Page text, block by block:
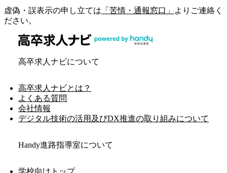
虚偽・誤表示の申し立ては 「苦情・通報窓口」
よりご連絡く
ださい。
高卒求人ナビについて
高卒求人ナビとは？
よくある質問
会社情報
デジタル技術の活用及びDX推進の取り組みについて
Handy進路指導室について
学校向けトップ